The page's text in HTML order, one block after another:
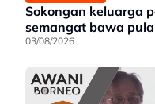
Sokongan keluarga
semangat bawa
03/08/2026